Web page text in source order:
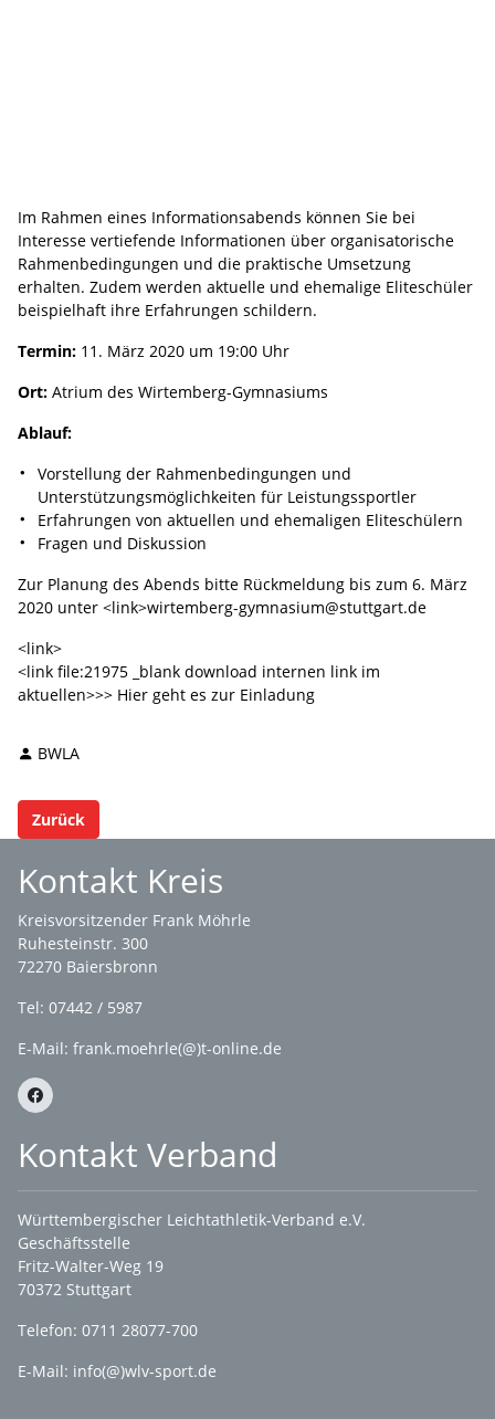
Im Rahmen eines Informationsabends können Sie bei
Interesse vertiefende Informationen über organisatorische
Rahmenbedingungen und die praktische Umsetzung
erhalten. Zudem werden aktuelle und ehemalige Eliteschüler
beispielhaft ihre Erfahrungen schildern.
Termin: 11. März 2020 um 19:00 Uhr
Ort: Atrium des Wirtemberg-Gymnasiums
Ablauf:
Vorstellung der Rahmenbedingungen und
Unterstützungsmöglichkeiten für Leistungssportler
Erfahrungen von aktuellen und ehemaligen Eliteschülern
Fragen und Diskussion
Zur Planung des Abends bitte Rückmeldung bis zum 6. März
2020 unter <link>wirtemberg-gymnasium@stuttgart.de
<link>
<link file:21975 _blank download internen link im
aktuellen>>> Hier geht es zur Einladung
BWLA
Zurück
Kontakt Kreis
Kreisvorsitzender Frank Möhrle
Ruhesteinstr. 300
72270 Baiersbronn
Tel: 07442 / 5987
E-Mail: frank.moehrle(@)t-online.de
Kontakt Verband
Württembergischer Leichtathletik-Verband e.V.
Geschäftsstelle
Fritz-Walter-Weg 19
70372 Stuttgart
Telefon: 0711 28077-700
E-Mail: info(@)wlv-sport.de